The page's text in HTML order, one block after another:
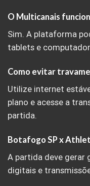
O Multicanais
Sim. A plataforma
tablets e
Como evitar
Utilize internet
plano e acesse a
partida.
Botafogo SP x
A partida deve gerar
digitais e